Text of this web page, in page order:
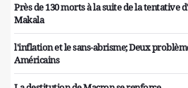
Près de 130 morts à la suite de la tentative
Makala
l'inflation et le sans-abrisme; Deux
Américains